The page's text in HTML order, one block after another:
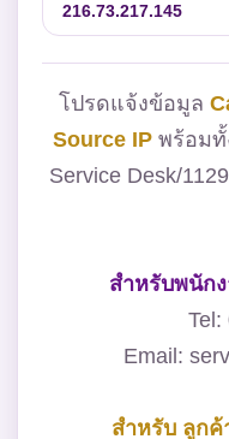
216.73.217.145
โปรดแจ้งข้อมูล
Source IPพร้อมทั้
Service Desk/
สำหรับพนัก
Tel:
Email:
สำหรับ ลูก